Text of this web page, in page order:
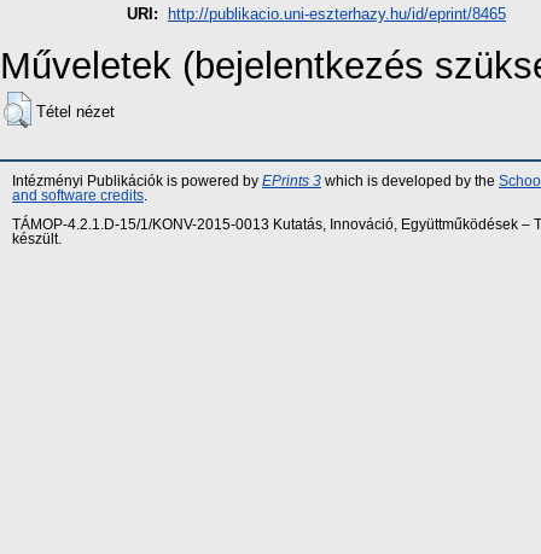
URI:
http://publikacio.uni-eszterhazy.hu/id/eprint/8465
Műveletek (bejelentkezés
Tétel nézet
Intézményi Publikációk is powered by EPrints 3 which is developed by the
and software credits
TÁMOP-4.2.1.D-15/1/KONV-2015-0013 Kutatás, Innováció, Együttműködések
készült.